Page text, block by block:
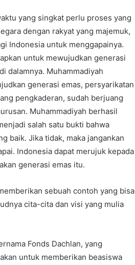
yang singkat perlu proses yang
dengan rakyat yang majemuk,
Indonesia untuk menggapainya.
untuk mewujudkan generasi
dalamnya. Muhammadiyah
generasi emas, persyarikatan
pengkaderan, sudah berjuang
Muhammadiyah berhasil
salah satu bukti bahwa
baik. Jika tidak, maka jangankan
Indonesia dapat merujuk kepada
generasi emas itu.
sebuah contoh yang bisa
cita-cita dan visi yang mulia
Fonds Dachlan, yang
untuk memberikan beasiswa